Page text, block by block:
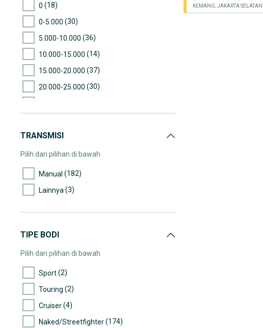
0 (18)
0-5.000 (30)
5.000-10.000 (36)
10.000-15.000 (14)
15.000-20.000 (37)
20.000-25.000 (30)
35.000-40.000
50.000-55.000(1)
TRANSMISI
Pilih dari pilihan di bawah
Manual (182)
Lainnya (3)
TIPE BODI
Pilih dari pilihan di bawah
Sport(2)
Touring (2)
Cruiser(4)
Naked/Streetfighter(174)
KEMANG, JAKARTA SELATAN